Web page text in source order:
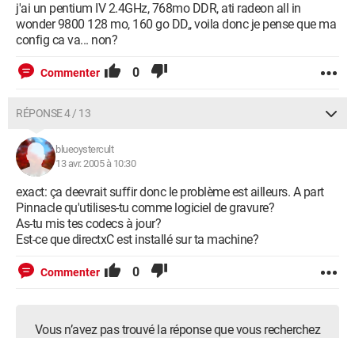
j'ai un pentium IV 2.4GHz, 768mo DDR, ati radeon all in
wonder 9800 128 mo, 160 go DD,, voila donc je pense que ma
config ca va... non?
Commenter 0
RÉPONSE 4 / 13
blueoystercult
13 avr. 2005 à 10:30
exact: ça deevrait suffir donc le problème est ailleurs. A part
Pinnacle qu'utilises-tu comme logiciel de gravure?
As-tu mis tes codecs à jour?
Est-ce que directxC est installé sur ta machine?
Commenter 0
Vous n’avez pas trouvé la réponse que vous recherchez